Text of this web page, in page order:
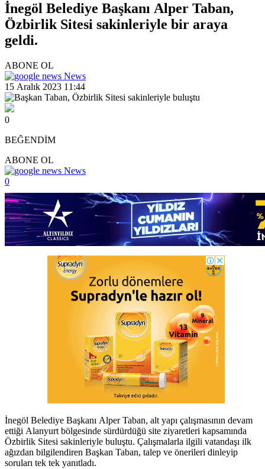
İnegöl Belediye Başkanı Alper Taban,
Özbirlik Sitesi sakinleriyle bir araya
geldi.
ABONE OL
News
15 Aralık 2023 11:44
0
BEĞENDİM
ABONE OL
News
0
İnegöl Belediye Başkanı Alper Taban, alt yapı çalışmasının devam
ettiği Alanyurt bölgesinde sürdürdüğü site ziyaretleri kapsamında
Özbirlik Sitesi sakinleriyle buluştu. Çalışmalarla ilgili vatandaşı ilk
ağızdan bilgilendiren Başkan Taban, talep ve önerileri dinleyip
soruları tek tek yanıtladı.